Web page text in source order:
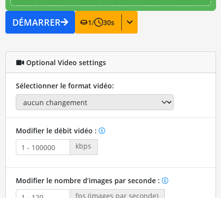
DÉMARRER 1/ 30s
Optional Video settings
Sélectionner le format vidéo:
Modifier le débit vidéo :
kbps
Modifier le nombre d’images par seconde :
fps (images par seconde)